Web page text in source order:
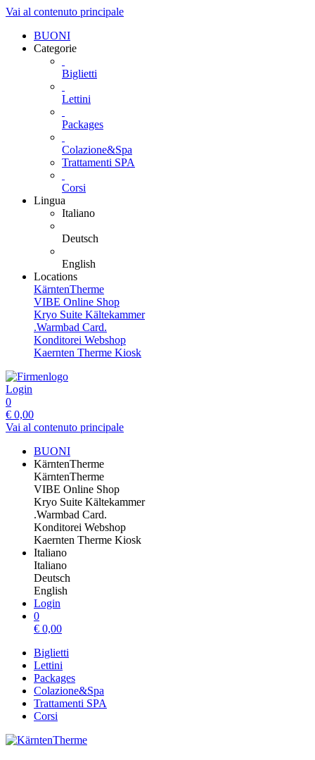
Vai al contenuto principale
BUONI
Categorie
Biglietti
Lettini
Packages
Colazione&Spa
Trattamenti SPA
Corsi
Lingua
Italiano
Deutsch
English
Locations
KärntenTherme
VIBE Online Shop
Kryo Suite Kältekammer
.Warmbad Card.
Konditorei Webshop
Kaernten Therme Kiosk
Login
0
€ 0,00
Vai al contenuto principale
BUONI
KärntenTherme
KärntenTherme
VIBE Online Shop
Kryo Suite Kältekammer
.Warmbad Card.
Konditorei Webshop
Kaernten Therme Kiosk
Italiano
Italiano
Deutsch
English
Login
0
€ 0,00
Biglietti
Lettini
Packages
Colazione&Spa
Trattamenti SPA
Corsi